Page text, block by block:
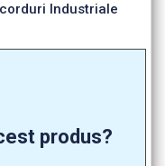
Industriale
produs?